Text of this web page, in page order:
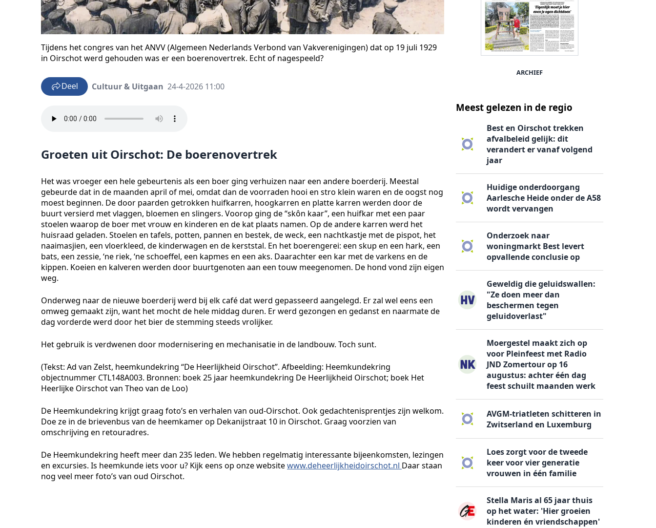
Tijdens het congres van het ANVV (Algemeen Nederlands Verbond van Vakverenigingen) dat op 19 juli 1929
in Oirschot werd gehouden was er een boerenovertrek. Echt of nagespeeld?
Deel Cultuur & Uitgaan 24-4-2026 11:00
Groeten uit Oirschot: De boerenovertrek
Het was vroeger een hele gebeurtenis als een boer ging verhuizen naar een andere boerderij. Meestal
gebeurde dat in de maanden april of mei, omdat dan de voorraden hooi en stro klein waren en de oogst nog
moest beginnen. De door paarden getrokken huifkarren, hoogkarren en platte karren werden door de
buurt versierd met vlaggen, bloemen en slingers. Voorop ging de “skôn kaar”, een huifkar met een paar
stoelen waarop de boer met vrouw en kinderen en de kat plaats namen. Op de andere karren werd het
huisraad geladen. Stoelen en tafels, potten, pannen en bestek, de weck, een nachtkastje met de pispot, het
naaimasjien, een vloerkleed, de kinderwagen en de kerststal. En het boerengerei: een skup en een hark, een
bats, een zessie, ‘ne riek, ‘ne schoeffel, een kapmes en een aks. Daarachter een kar met de varkens en de
kippen. Koeien en kalveren werden door buurtgenoten aan een touw meegenomen. De hond vond zijn eigen
weg.
Onderweg naar de nieuwe boerderij werd bij elk café dat werd gepasseerd aangelegd. Er zal wel eens een
omweg gemaakt zijn, want het mocht de hele middag duren. Er werd gezongen en gedanst en naarmate de
dag vorderde werd door het bier de stemming steeds vrolijker.
Het gebruik is verdwenen door modernisering en mechanisatie in de landbouw. Toch sunt.
(Tekst: Ad van Zelst, heemkundekring “De Heerlijkheid Oirschot”. Afbeelding: Heemkundekring
objectnummer CTL148A003. Bronnen: boek 25 jaar heemkundekring De Heerlijkheid Oirschot; boek Het
Heerlijke Oirschot van Theo van de Loo)
De Heemkundekring krijgt graag foto’s en verhalen van oud-Oirschot. Ook gedachtenisprentjes zijn welkom.
Doe ze in de brievenbus van de heemkamer op Dekanijstraat 10 in Oirschot. Graag voorzien van
omschrijving en retouradres.
De Heemkundekring heeft meer dan 235 leden. We hebben regelmatig interessante bijeenkomsten, lezingen
en excursies. Is heemkunde iets voor u? Kijk eens op onze websitewww.deheerlijkheidoirschot.nl Daar staan
nog veel meer foto’s van oud Oirschot.
ARCHIEF
Meest gelezen in de regio
Best en Oirschot trekken
afvalbeleid gelijk: dit
verandert er vanaf volgend
jaar
Huidige onderdoorgang
Aarlesche Heide onder de A58
wordt vervangen
Onderzoek naar
woningmarkt Best levert
opvallende conclusie op
Geweldig die geluidswallen:
"Ze doen meer dan
beschermen tegen
geluidoverlast"
Moergestel maakt zich op
voor Pleinfeest met Radio
JND Zomertour op 16
augustus: achter één dag
feest schuilt maanden werk
AVGM-triatleten schitteren in
Zwitserland en Luxemburg
Loes zorgt voor de tweede
keer voor vier generatie
vrouwen in één familie
Stella Maris al 65 jaar thuis
op het water: 'Hier groeien
kinderen én vriendschappen'